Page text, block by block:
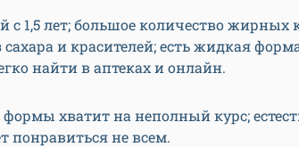
с 1,5 лет; большое количество жирных
сахара и красителей; есть жидкая
найти в аптеках и онлайн.
хватит на неполный курс;
понравиться не всем.